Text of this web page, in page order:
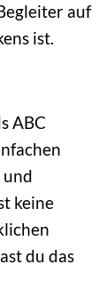
auf
ist.
ABC
und
keine
du das